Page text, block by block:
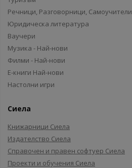
Речници, Разговорници, Самоучители
Юридическа литература
Ваучери
Музика - Най-нови
Филми - Най-нови
Е-книги Най-нови
Настолни игри
Сиела
Книжарници Сиела
Издателство Сиела
Справочен и правен софтуер Сиела
Проекти и обучения Сиела